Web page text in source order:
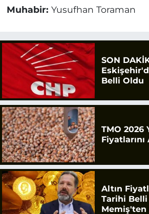
Muhabir: Yusufhan Toraman
SON
Belli Oldu
TMO 2026
Fiyatlarını
Altın
Tarihi
Memiş'ten